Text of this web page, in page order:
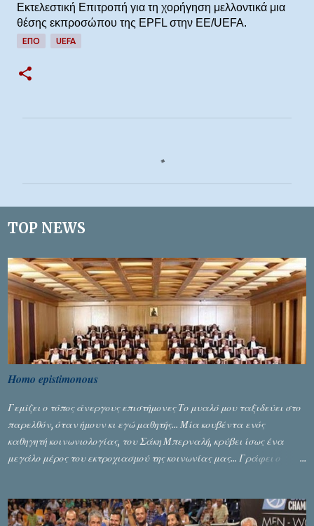
Εκτελεστική Επιτροπή για τη χορήγηση μελλοντικά μια
θέσης εκπροσώπου της EPFL στην ΕΕ/UEFA.
ΕΠΟ UEFA
α
TOP NEWS
Homo epistimonous
Γεμίζει ο τόπος άνεργους επιστήμονες Το μυαλό μου ταξιδεύει στο
παρελθόν, όταν ήμουν κι εγώ μαθητής... Μία κουβέντα ενός
καθηγητή κοινωνιολογίας, του Σάκη Μπερναλή, κρύβει ίσως ένα
μεγάλο μέρος του εκτροχιασμού της κοινωνίας μας... Γράφει ο